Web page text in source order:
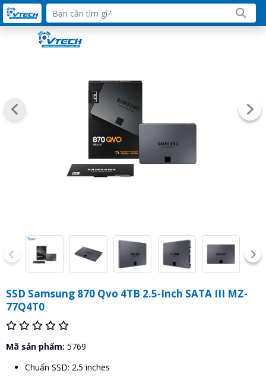
SSD Samsung 870 Qvo 4TB 2.5-Inch SATA III MZ-
77Q4T0
Mã sản phẩm: 5769
Chuẩn SSD: 2.5 inches